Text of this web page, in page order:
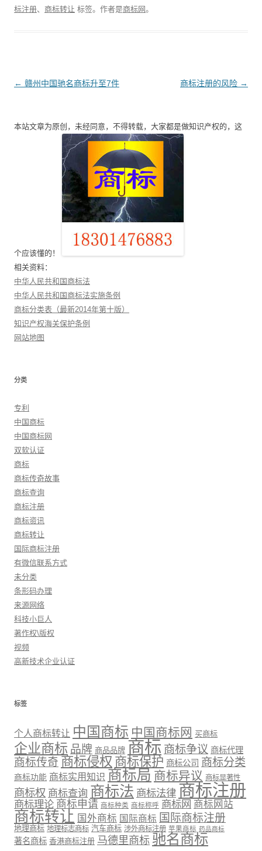
标注册、 商标转让 标签。 作者是商标网。
文
航
← 赣州中国驰名商标升至7件 商标注册的风险 →
本站文章为原创，未经同意，不得转载，大家都是做知识产权的，这
个应该懂的！
相关资料：
中华人民共和国商标法
中华人民共和国商标法实施条例
商标分类表（最新2014年第十版）
知识产权海关保护条例
网站地图
分类
专利
中国商标
中国商标网
双软认证
商标
商标传奇故事
商标查询
商标注册
商标资讯
商标转让
国际商标注册
有微信联系方式
未分类
条形码办理
来源网络
科技小巨人
著作权\版权
视频
高新技术企业认证
标签
个人商标转让 中国商标 中国商标网 买商标
企业商标 品牌 商品品牌 商标 商标争议 商标代理
商标传奇 商标侵权 商标保护 商标公司 商标分类
商标功能 商标实用知识 商标局 商标异议 商标显著性
商标权 商标查询 商标法 商标法律 商标注册
商标理论 商标申请 商标种类 商标称呼 商标网 商标网站
商标转让 国外商标 国际商标 国际商标注册
地理商标 地理标志商标 汽车商标 涉外商标注册 苹果商标 药品商标
著名商标 香港商标注册 马德里商标 驰名商标